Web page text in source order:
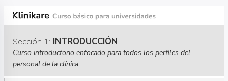
Sección 1: INTRODUCCIÓN
Curso introductorio enfocado para todos los perfiles del
personal de la clínica